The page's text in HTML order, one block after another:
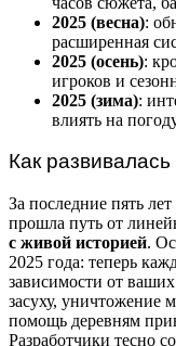
2025 (весна):
расширенная
2025 (осень):
игроков и
2025 (зима):
влиять на
Как
За последние пять
прошла путь от
с живой историей.
2025 года: теперь
зависимости от
засуху, уничтожение
помощь деревням
Разработчики тесно